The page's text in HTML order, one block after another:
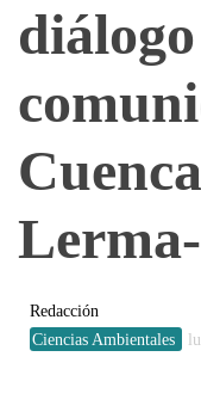
Redacción
Ciencias Ambientales